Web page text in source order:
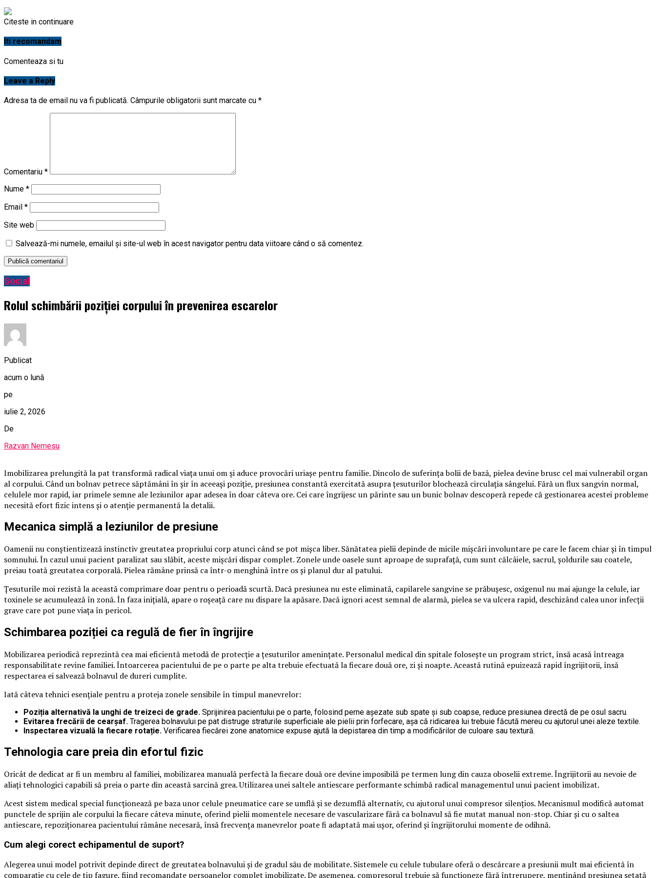
Citeste in continuare
Iti recomandam
Comenteaza si tu
Leave a Reply
Adresa ta de email nu va fi publicată. Câmpurile obligatorii sunt marcate cu *
Comentariu *
Nume *
Email *
Site web
Salvează-mi numele, emailul și site-ul web în acest navigator pentru data viitoare când o să comentez.
Social
Rolul schimbării poziției corpului în prevenirea escarelor
Publicat
acum o lună
pe
iulie 2, 2026
De
Razvan Nemesu
Imobilizarea prelungită la pat transformă radical viața unui om și aduce provocări uriașe pentru familie. Dincolo de suferința bolii de bază, pielea devine brusc cel mai vulnerabil organ
al corpului. Când un bolnav petrece săptămâni în șir în aceeași poziție, presiunea constantă exercitată asupra țesuturilor blochează circulația sângelui. Fără un flux sangvin normal,
celulele mor rapid, iar primele semne ale leziunilor apar adesea în doar câteva ore. Cei care îngrijesc un părinte sau un bunic bolnav descoperă repede că gestionarea acestei probleme
necesită efort fizic intens și o atenție permanentă la detalii.
Mecanica simplă a leziunilor de presiune
Oamenii nu conștientizează instinctiv greutatea propriului corp atunci când se pot mișca liber. Sănătatea pielii depinde de micile mișcări involuntare pe care le facem chiar și în timpul
somnului. În cazul unui pacient paralizat sau slăbit, aceste mișcări dispar complet. Zonele unde oasele sunt aproape de suprafață, cum sunt călcâiele, sacrul, șoldurile sau coatele,
preiau toată greutatea corporală. Pielea rămâne prinsă ca într-o menghină între os și planul dur al patului.
Țesuturile moi rezistă la această comprimare doar pentru o perioadă scurtă. Dacă presiunea nu este eliminată, capilarele sangvine se prăbușesc, oxigenul nu mai ajunge la celule, iar
toxinele se acumulează în zonă. În faza inițială, apare o roșeață care nu dispare la apăsare. Dacă ignori acest semnal de alarmă, pielea se va ulcera rapid, deschizând calea unor infecții
grave care pot pune viața în pericol.
Schimbarea poziției ca regulă de fier în îngrijire
Mobilizarea periodică reprezintă cea mai eficientă metodă de protecție a țesuturilor amenințate. Personalul medical din spitale folosește un program strict, însă acasă întreaga
responsabilitate revine familiei. Întoarcerea pacientului de pe o parte pe alta trebuie efectuată la fiecare două ore, zi și noapte. Această rutină epuizează rapid îngrijitorii, însă
respectarea ei salvează bolnavul de dureri cumplite.
Iată câteva tehnici esențiale pentru a proteja zonele sensibile în timpul manevrelor:
Poziția alternativă la unghi de treizeci de grade. Sprijinirea pacientului pe o parte, folosind perne așezate sub spate și sub coapse, reduce presiunea directă de pe osul sacru.
Evitarea frecării de cearșaf. Tragerea bolnavului pe pat distruge straturile superficiale ale pielii prin forfecare, așa că ridicarea lui trebuie făcută mereu cu ajutorul unei aleze textile.
Inspectarea vizuală la fiecare rotație. Verificarea fiecărei zone anatomice expuse ajută la depistarea din timp a modificărilor de culoare sau textură.
Tehnologia care preia din efortul fizic
Oricât de dedicat ar fi un membru al familiei, mobilizarea manuală perfectă la fiecare două ore devine imposibilă pe termen lung din cauza oboselii extreme. Îngrijitorii au nevoie de
aliați tehnologici capabili să preia o parte din această sarcină grea. Utilizarea unei saltele antiescare performante schimbă radical managementul unui pacient imobilizat.
Acest sistem medical special funcționează pe baza unor celule pneumatice care se umflă și se dezumflă alternativ, cu ajutorul unui compresor silențios. Mecanismul modifică automat
punctele de sprijin ale corpului la fiecare câteva minute, oferind pielii momentele necesare de vascularizare fără ca bolnavul să fie mutat manual non-stop. Chiar și cu o saltea
antiescare, repoziționarea pacientului rămâne necesară, însă frecvența manevrelor poate fi adaptată mai ușor, oferind și îngrijitorului momente de odihnă.
Cum alegi corect echipamentul de suport?
Alegerea unui model potrivit depinde direct de greutatea bolnavului și de gradul său de mobilitate. Sistemele cu celule tubulare oferă o descărcare a presiunii mult mai eficientă în
comparație cu cele de tip fagure, fiind recomandate persoanelor complet imobilizate. De asemenea, compresorul trebuie să funcționeze fără întrerupere, menținând presiunea setată